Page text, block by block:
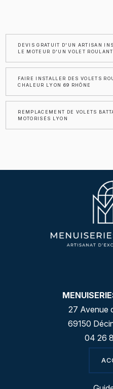
DEVIS GRATUIT D'UN ARTISAN
LE MOTEUR D'UN VOLET
FAIRE INSTALLER DES VOLETS
CHALEUR LYON 69 RHÔNE
REMPLACEMENT DE VOLETS
MOTORISÉS LYON
27 Avenue
69150
04 26